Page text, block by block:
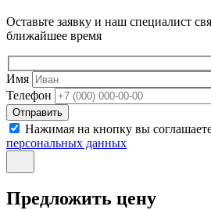
Оставьте заявку и наш специалист
ближайшее время
Имя
Телефон
Отправить
Нажимая на кнопку вы
персональных данных
Предложить цену